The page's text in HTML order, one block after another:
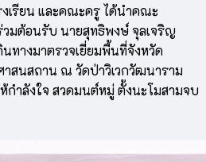
เรียน และคณะครู ได้นำคณะ
มต้อนรับ นายสุทธิพงษ์ จุลเจริญ
ทางมาตรวจเยี่ยมพื้นที่จังหวัด
าสนสถาน ณ วัดป่าวิเวกวัฒนาราม
กำลังใจ สวดมนต์หมู่ ตั้งนะโมสามจบ